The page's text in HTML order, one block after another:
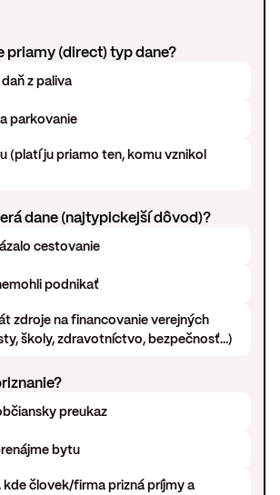
priamy (direct) typ dane?
z paliva
parkovanie
(platí ju priamo ten, komu vznikol
dane (najtypickejší dôvod)?
cestovanie
podnikať
zdroje na financovanie verejných
školy, zdravotníctvo, bezpečnosť…)
preukaz
bytu
kde človek/firma prizná príjmy a